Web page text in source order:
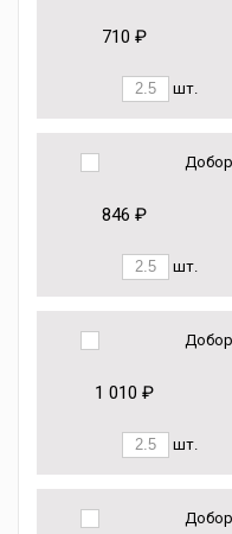
710 ₽
шт.
846 ₽
шт.
1 010 ₽
шт.